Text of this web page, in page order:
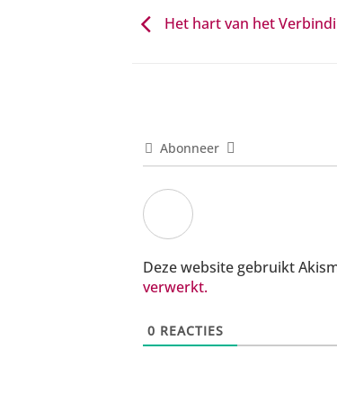
Het hart van het
Abonneer
Deze website gebruikt
verwerkt.
0 REACTIES